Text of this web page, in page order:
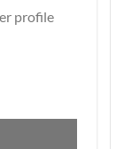
profile